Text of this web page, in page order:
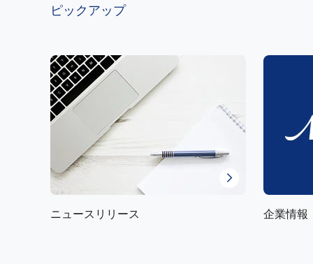
ピックアップ
ニュースリリース 企業情報